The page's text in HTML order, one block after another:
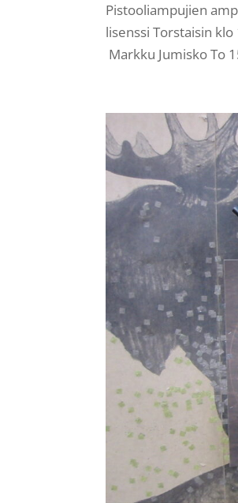
Pistooliampujien
lisenssi Torstaisin
Markku Jumisko